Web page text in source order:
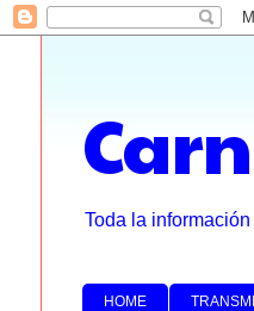
Toda la
HOME